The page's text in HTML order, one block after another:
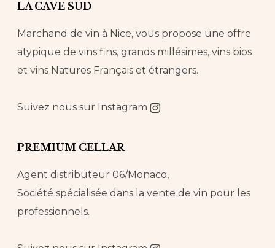
LA CAVE SUD
Marchand de vin à Nice, vous propose une offre
atypique de vins fins, grands millésimes, vins bios
et vins Natures Français et étrangers.
Suivez nous sur Instagram
PREMIUM CELLAR
Agent distributeur 06/Monaco,
Société spécialisée dans la vente de vin pour les
professionnels.